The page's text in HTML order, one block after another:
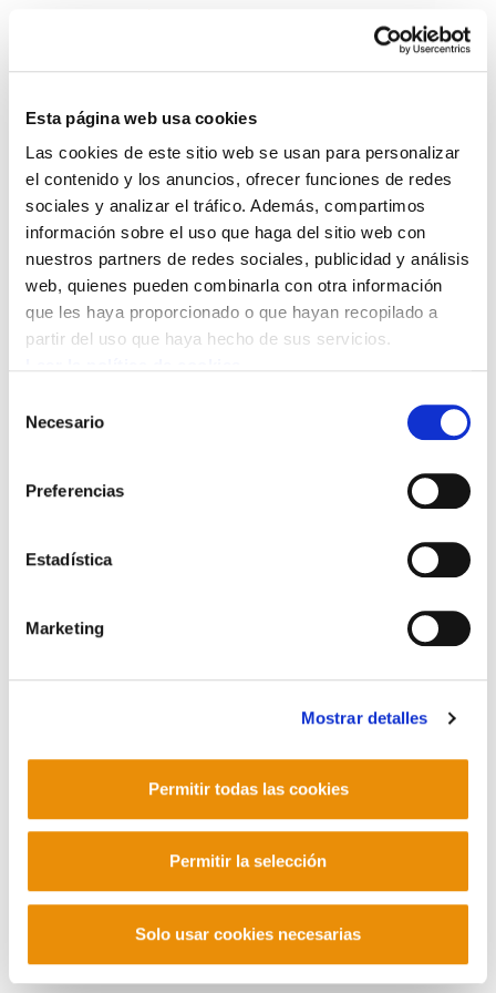
Esta página web usa cookies
Las cookies de este sitio web se usan para personalizar
el contenido y los anuncios, ofrecer funciones de redes
sociales y analizar el tráfico. Además, compartimos
información sobre el uso que haga del sitio web con
nuestros partners de redes sociales, publicidad y análisis
web, quienes pueden combinarla con otra información
que les haya proporcionado o que hayan recopilado a
partir del uso que haya hecho de sus servicios.
Necesario
Preferencias
Estadística
Marketing
Mostrar detalles
Permitir todas las cookies
Permitir la selección
Solo usar cookies necesarias
Landeia 182
landeia182.pdf 831.9 KB
POLÍTICA DE COOKIES
CANAL DE INFORMACIÓN
POLÍTICA DE PRIVACIDAD
MAPA DEL SITIO
ACCESIBILIDAD
Barrainkua 13 - 48009 Bilbo -
Telf. +33 (0) 559 25 65 52
Mastodon